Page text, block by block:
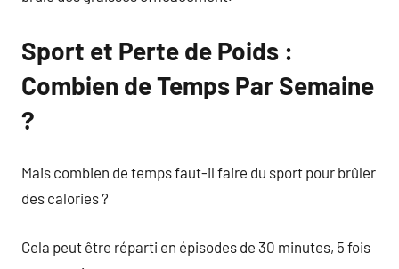
Sport et Perte de Poids :
Combien de Temps Par Semaine
?
Mais combien de temps faut-il faire du sport pour brûler
des calories ?
Cela peut être réparti en épisodes de 30 minutes, 5 fois